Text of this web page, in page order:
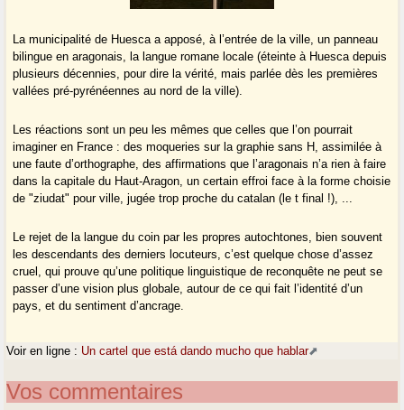
La municipalité de Huesca a apposé, à l’entrée de la ville, un panneau
bilingue en aragonais, la langue romane locale (éteinte à Huesca depuis
plusieurs décennies, pour dire la vérité, mais parlée dès les premières
vallées pré-pyrénéennes au nord de la ville).
Les réactions sont un peu les mêmes que celles que l’on pourrait
imaginer en France : des moqueries sur la graphie sans H, assimilée à
une faute d’orthographe, des affirmations que l’aragonais n’a rien à faire
dans la capitale du Haut-Aragon, un certain effroi face à la forme choisie
de "ziudat" pour ville, jugée trop proche du catalan (le t final !), ...
Le rejet de la langue du coin par les propres autochtones, bien souvent
les descendants des derniers locuteurs, c’est quelque chose d’assez
cruel, qui prouve qu’une politique linguistique de reconquête ne peut se
passer d’une vision plus globale, autour de ce qui fait l’identité d’un
pays, et du sentiment d’ancrage.
Voir en ligne : Un cartel que está dando mucho que hablar
Vos commentaires